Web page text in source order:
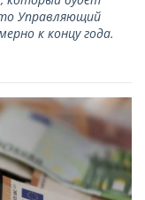
Управляющий
к концу года.